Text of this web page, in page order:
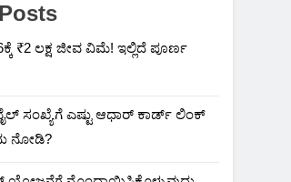
₹2 ಲಕ್ಷ ಜೀವ ವಿಮೆ! ಇಲ್ಲಿದೆ ಪೂರ್ಣ
ಸಂಖ್ಯೆಗೆ ಎಷ್ಟು ಆಧಾರ್ ಕಾರ್ಡ್ ಲಿಂಕ್
ನೋಡಿ?